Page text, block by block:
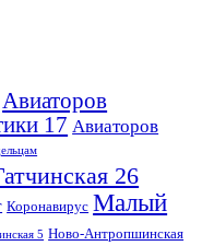
Авиаторов
17 Авиаторов
26
Коронавирус Малый
5 Ново-Антропшинская